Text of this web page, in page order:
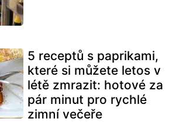
5 receptů s paprikami,
které si můžete letos v
létě zmrazit: hotové za
pár minut pro rychlé
zimní večeře